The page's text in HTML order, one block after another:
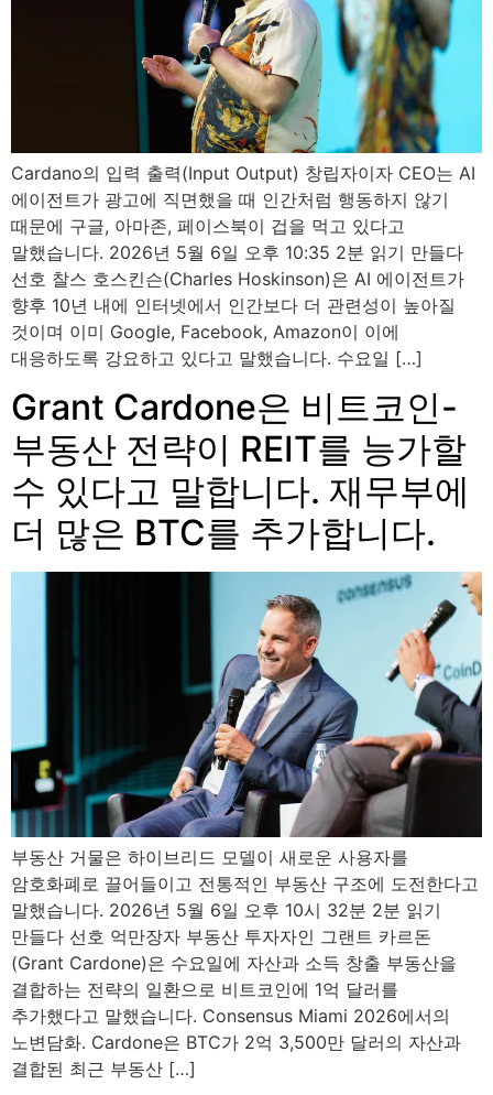
Cardano의 입력 출력(Input Output) 창립자이자 CEO는 AI
에이전트가 광고에 직면했을 때 인간처럼 행동하지 않기
때문에 구글, 아마존, 페이스북이 겁을 먹고 있다고
말했습니다. 2026년 5월 6일 오후 10:35 2분 읽기 만들다
선호 찰스 호스킨슨(Charles Hoskinson)은 AI 에이전트가
향후 10년 내에 인터넷에서 인간보다 더 관련성이 높아질
것이며 이미 Google, Facebook, Amazon이 이에
대응하도록 강요하고 있다고 말했습니다. 수요일 […]
Grant Cardone은 비트코인-
부동산 전략이 REIT를 능가할
수 있다고 말합니다. 재무부에
더 많은 BTC를 추가합니다.
부동산 거물은 하이브리드 모델이 새로운 사용자를
암호화폐로 끌어들이고 전통적인 부동산 구조에 도전한다고
말했습니다. 2026년 5월 6일 오후 10시 32분 2분 읽기
만들다 선호 억만장자 부동산 투자자인 그랜트 카르돈
(Grant Cardone)은 수요일에 자산과 소득 창출 부동산을
결합하는 전략의 일환으로 비트코인에 1억 달러를
추가했다고 말했습니다. Consensus Miami 2026에서의
노변담화. Cardone은 BTC가 2억 3,500만 달러의 자산과
결합된 최근 부동산 […]